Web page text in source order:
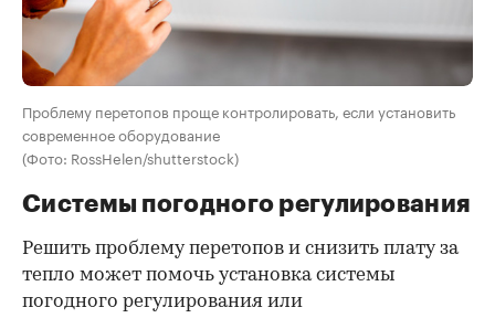
Проблему перетопов проще контролировать, если установить
современное оборудование
(Фото: RossHelen/shutterstock)
Системы погодного регулирования
Решить проблему перетопов и снизить плату за
тепло может помочь установка системы
погодного регулирования или